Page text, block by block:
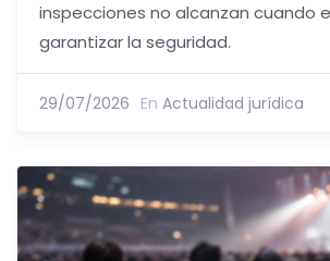
inspecciones no alcanzan cuando
garantizar la seguridad.
29/07/2026 En Actualidad jurídica